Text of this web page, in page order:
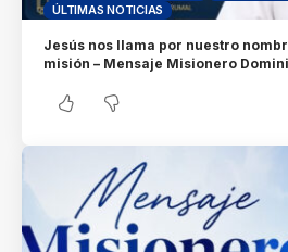
ÚLTIMAS NOTICIAS
Jesús nos llama por nuestro
misión – Mensaje Misionero